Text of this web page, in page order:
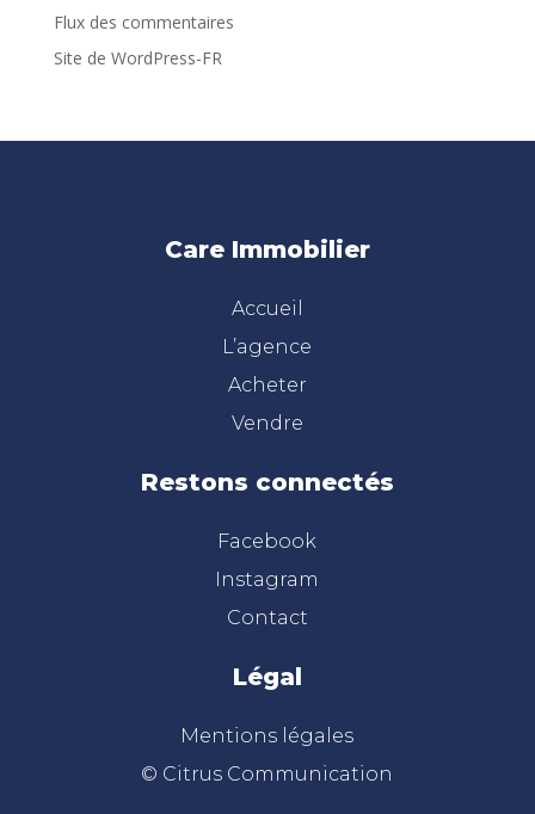
Flux des commentaires
Site de WordPress-FR
Care Immobilier
Accueil
L’agence
Acheter
Vendre
Restons connectés
Facebook
Instagram
Contact
Légal
Mentions légales
© Citrus Communication